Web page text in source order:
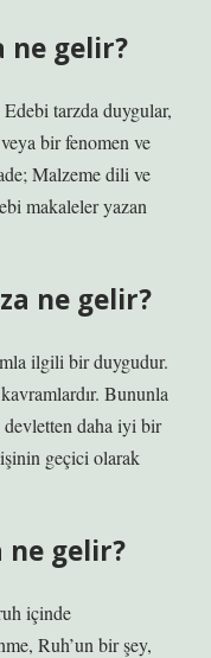
ne gelir?
tarzda duygular,
bir fenomen ve
Malzeme dili ve
makaleler yazan
ne gelir?
ilgili bir duygudur.
Bununla
daha iyi bir
geçici olarak
ne gelir?
içinde
Ruh’un bir şey,